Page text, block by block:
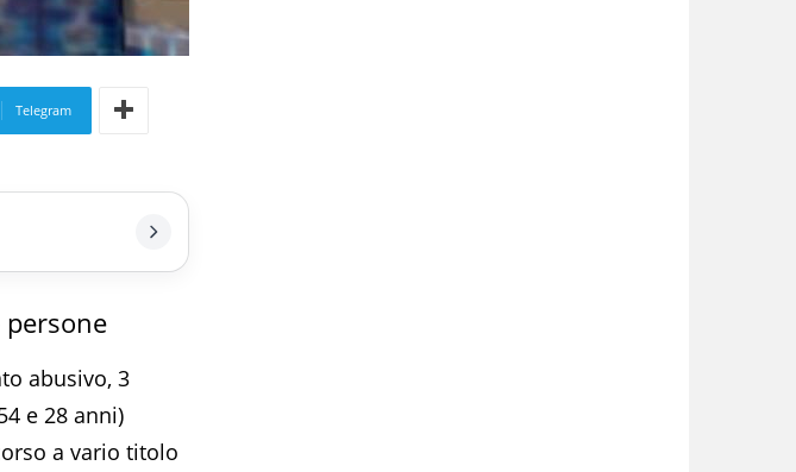
Telegram
persone
abusivo, 3
e 28 anni)
a vario titolo